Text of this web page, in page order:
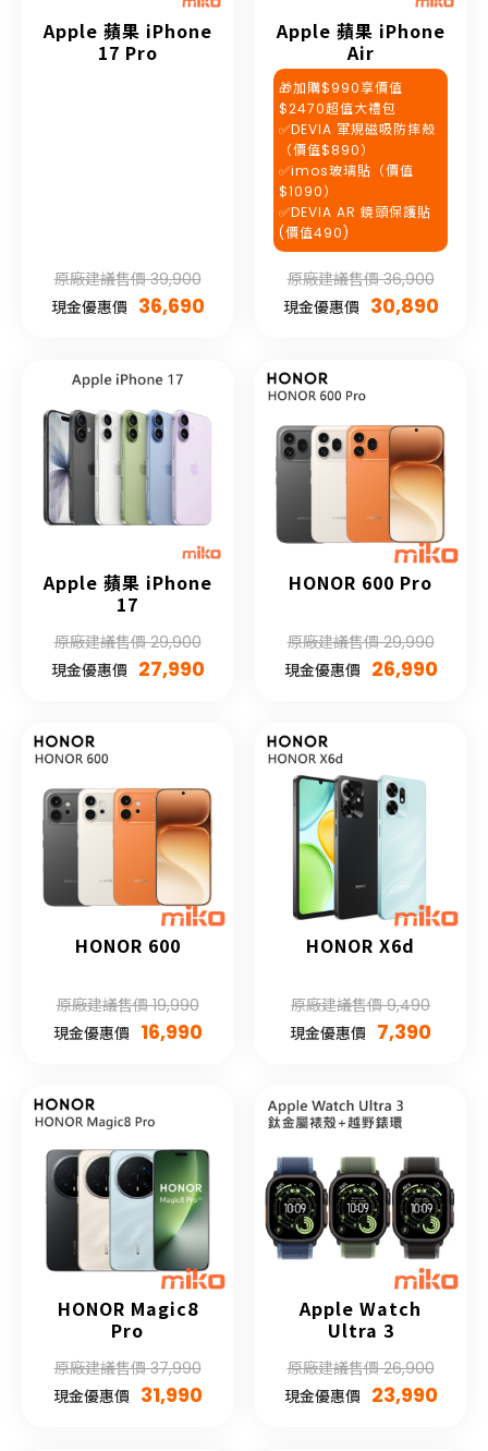
Apple 蘋果 iPhone
17 Pro
原廠建議售價 39,900
現金優惠價 36,690
Apple 蘋果 iPhone
Air
🎁加購$990享價值
$2470超值大禮包
✅DEVIA 軍規磁吸防摔殼
（價值$890）
✅imos玻璃貼（價值
$1090）
✅DEVIA AR 鏡頭保護貼
(價值490)
原廠建議售價 36,900
現金優惠價 30,890
Apple 蘋果 iPhone
17
原廠建議售價 29,900
現金優惠價 27,990
HONOR 600 Pro
原廠建議售價 29,990
現金優惠價 26,990
HONOR 600
原廠建議售價 19,990
現金優惠價 16,990
HONOR X6d
原廠建議售價 9,490
現金優惠價 7,390
HONOR Magic8
Pro
原廠建議售價 37,990
現金優惠價 31,990
Apple Watch
Ultra 3
原廠建議售價 26,900
現金優惠價 23,990